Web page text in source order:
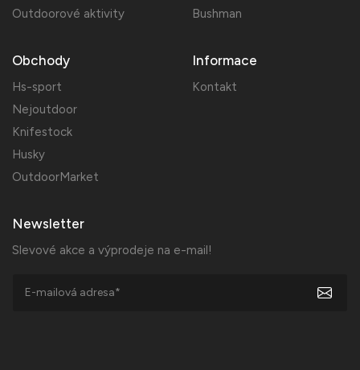
Outdoorové aktivity
Bushman
Obchody
Hs-sport
Nejoutdoor
Knifestock
Husky
OutdoorMarket
Informace
Kontakt
Newsletter
Slevové akce a výprodeje na e-mail!